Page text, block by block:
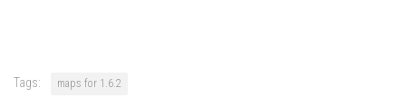
Tags: maps for 1.6.2